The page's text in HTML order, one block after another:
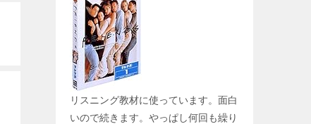
リスニング教材に使っています。面白
いので続きます。やっぱし何回も繰り